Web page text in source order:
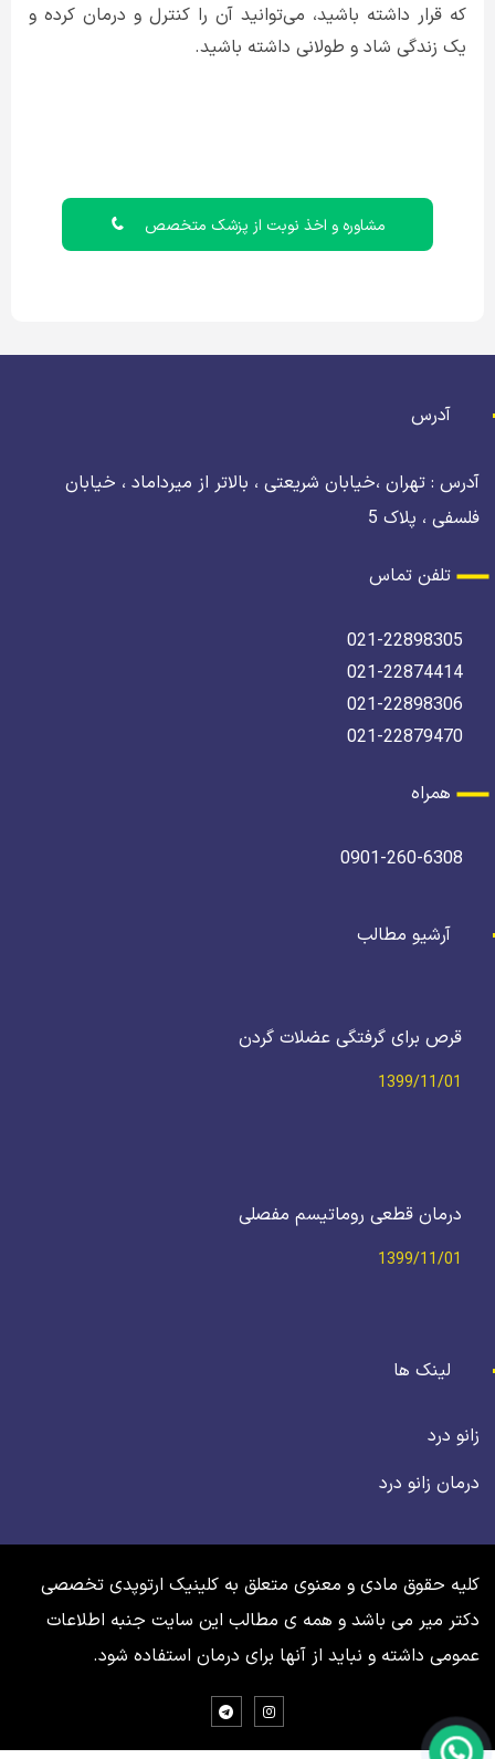
که قرار داشته باشید، می‌توانید آن را کنترل و درمان کرده و
یک زندگی شاد و طولانی داشته باشید.
مشاوره و اخذ نوبت از پزشک متخصص
آدرس
آدرس : تهران ،خیابان شریعتی ، بالاتر از میرداماد ، خیابان
فلسفی ، پلاک 5
تلفن تماس
021-22898305
021-22874414
021-22898306
021-22879470
همراه
0901-260-6308
آرشیو مطالب
قرص برای گرفتگی عضلات گردن
1399/11/01
درمان قطعی روماتیسم مفصلی
1399/11/01
لینک ها
زانو درد
درمان زانو درد
کلیه حقوق مادی و معنوی متعلق به کلینیک ارتوپدی تخصصی
دکتر میر می باشد و همه ی مطالب این سایت جنبه اطلاعات
عمومی داشته و نباید از آنها برای درمان استفاده شود.